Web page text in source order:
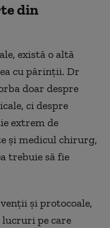
din
există o altă
cu părinții. Dr
doar despre
ci despre
extrem de
și medicul chirurg,
trebuie să fie
și protocoale,
pe care